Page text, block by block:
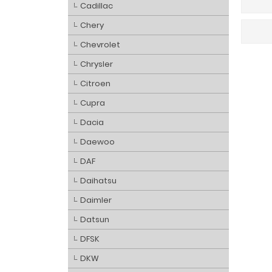
Cadillac
Chery
Chevrolet
Chrysler
Citroen
Cupra
Dacia
Daewoo
DAF
Daihatsu
Daimler
Datsun
DFSK
DKW